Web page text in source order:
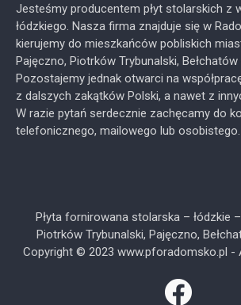
Jesteśmy producentem płyt stolarskich z
łódzkiego. Nasza firma znajduje się w
kierujemy do mieszkańców pobliskich
Pajęczno, Piotrków Trybunalski,
Pozostajemy jednak otwarci na
z dalszych zakątków Polski, a nawet z
W razie pytań serdecznie zachęcamy do
telefonicznego, mailowego lub osobistego.
Płyta fornirowana stolarska – łódzkie
Piotrków Trybunalski, Pajęczno,
Copyright © 2023 www.pforadomsko.pl -